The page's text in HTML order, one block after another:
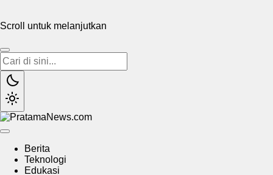
Scroll untuk melanjutkan
Berita
Teknologi
Edukasi